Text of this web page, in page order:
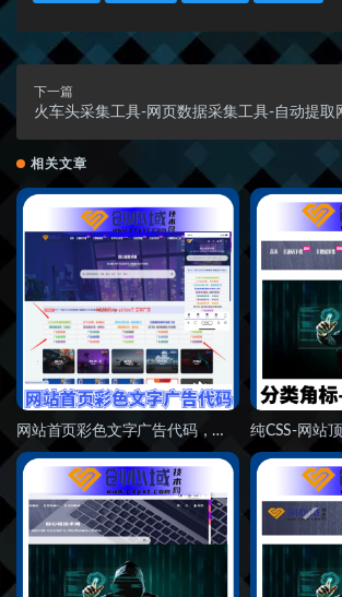
下一篇
火车头采集工具-网页数据采集工具-自动提取
相关文章
网站首页彩色文字广告代码，首页tp-ad-text1元素样式文字流广告代码美化教程！